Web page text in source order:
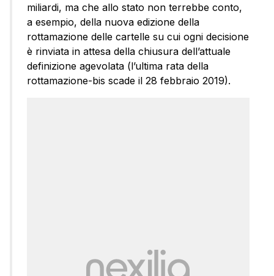
miliardi, ma che allo stato non terrebbe conto,
a esempio, della nuova edizione della
rottamazione delle cartelle su cui ogni decisione
è rinviata in attesa della chiusura dell’attuale
definizione agevolata (l’ultima rata della
rottamazione-bis scade il 28 febbraio 2019).